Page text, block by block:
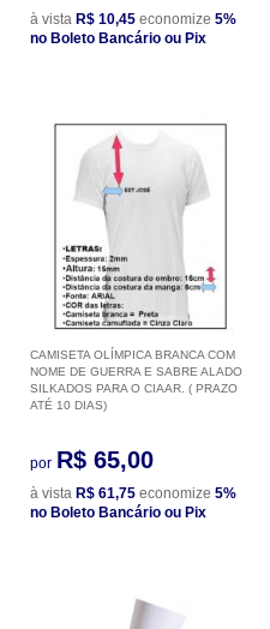
à vista R$ 10,45 economize 5%
no Boleto Bancário ou Pix
CAMISETA OLÍMPICA BRANCA COM
NOME DE GUERRA E SABRE ALADO
SILKADOS PARA O CIAAR. ( PRAZO
ATÉ 10 DIAS)
por R$ 65,00
à vista R$ 61,75 economize 5%
no Boleto Bancário ou Pix